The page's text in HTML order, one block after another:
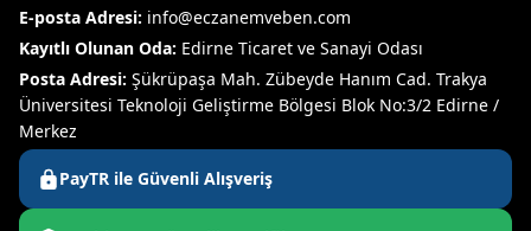
E-posta Adresi: info@eczanemveben.com
Kayıtlı Olunan Oda: Edirne Ticaret ve Sanayi Odası
Posta Adresi: Şükrüpaşa Mah. Zübeyde Hanım Cad. Trakya
Üniversitesi Teknoloji Geliştirme Bölgesi Blok No:3/2 Edirne /
Merkez
PayTR ile Güvenli Alışveriş